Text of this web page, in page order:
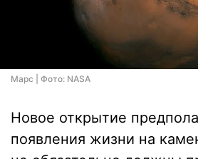
Марс | Фото: NASA
Новое открытие
появления жизни на